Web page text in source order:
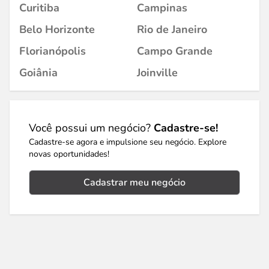
Curitiba
Campinas
Belo Horizonte
Rio de Janeiro
Florianópolis
Campo Grande
Goiânia
Joinville
Você possui um negócio? Cadastre-se!
Cadastre-se agora e impulsione seu negócio. Explore
novas oportunidades!
Cadastrar meu negócio